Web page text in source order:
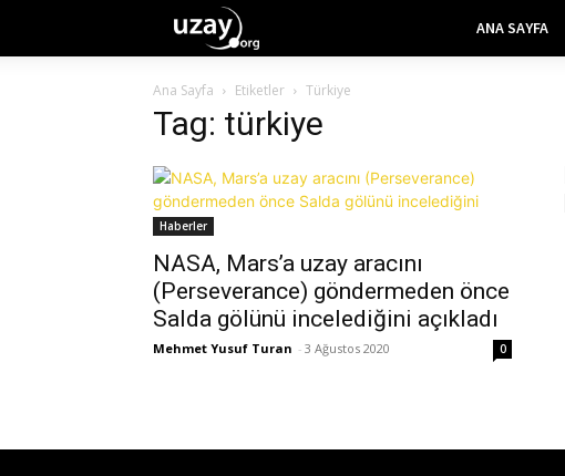
ANA SAYFA
Ana Sayfa Etiketler Türkiye
Tag: türkiye
Haberler
NASA, Mars’a uzay aracını
(Perseverance) göndermeden önce
Salda gölünü incelediğini açıkladı
Mehmet Yusuf Turan - 3 Ağustos 2020 0